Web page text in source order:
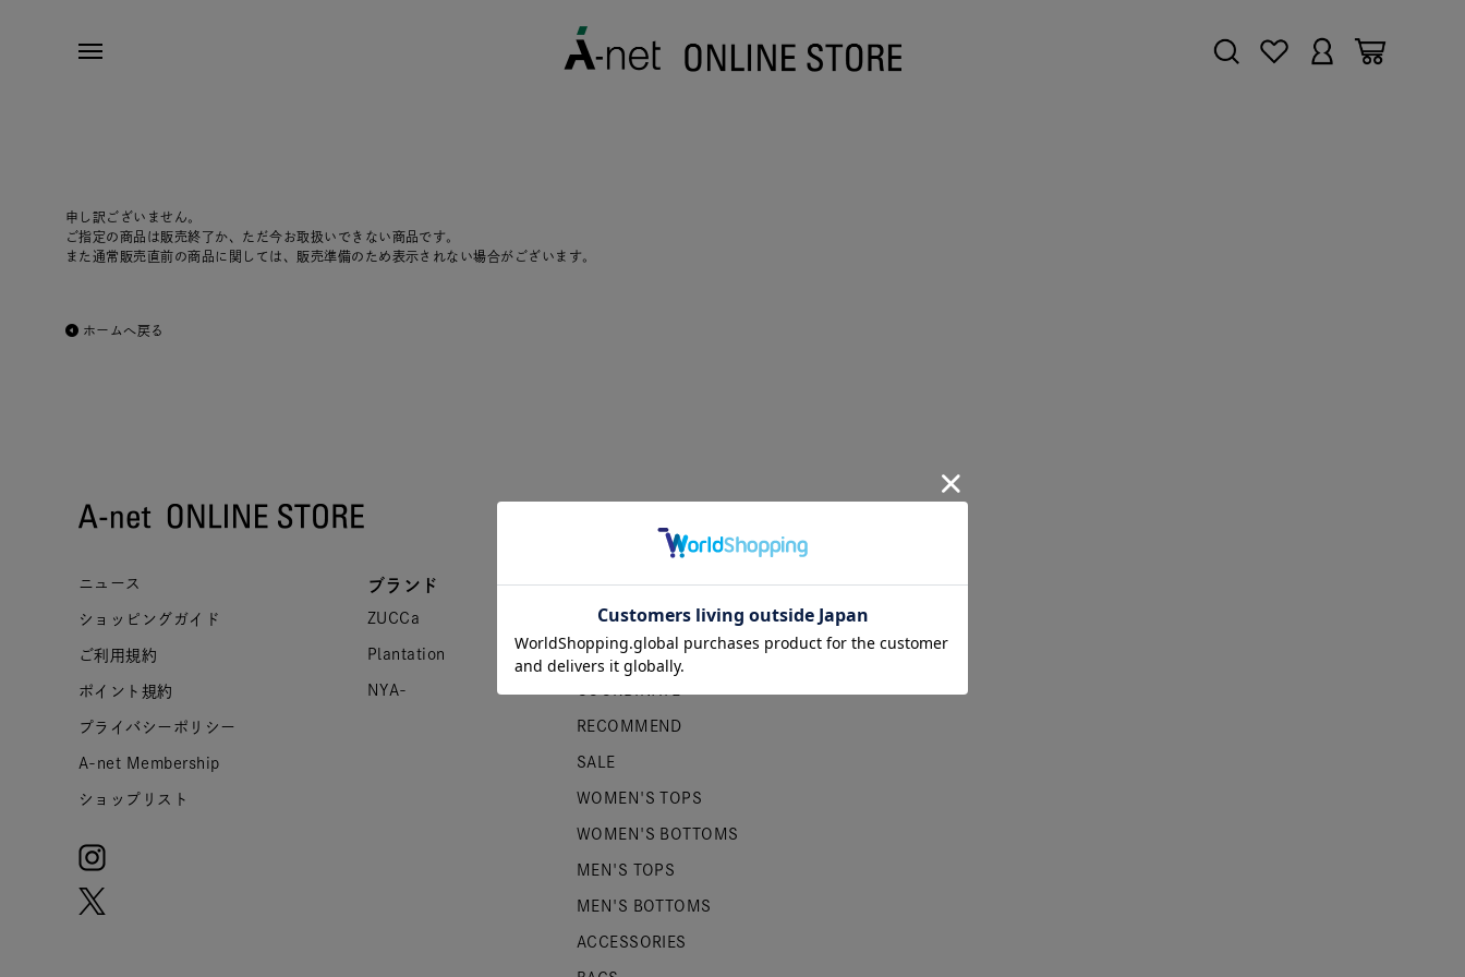
申し訳ございません。
ご指定の商品は販売終了か、ただ今お取扱いできない商品です。
また通常販売直前の商品に関しては、販売準備のため表示されない場合がございます。
ホームへ戻る
ニュース
ショッピングガイド
ご利用規約
ポイント規約
プライバシーポリシー
A-net Membership
ショップリスト
ブランド
ZUCCa
Plantation
NYA-
カテゴリー
NEW ITEMS
PRE ORDER
RECOMMEND
SALE
WOMEN'S TOPS
WOMEN'S BOTTOMS
MEN'S TOPS
MEN'S BOTTOMS
ACCESSORIES